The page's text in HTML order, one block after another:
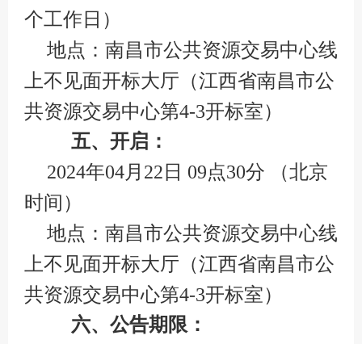
个工作日）
地点：南昌市公共资源交易中心线
上不见面开标大厅（江西省南昌市公
共资源交易中心第4-3开标室）
五、开启：
2024年04月22日 09点30分 （北京
时间）
地点：南昌市公共资源交易中心线
上不见面开标大厅（江西省南昌市公
共资源交易中心第4-3开标室）
六、公告期限：